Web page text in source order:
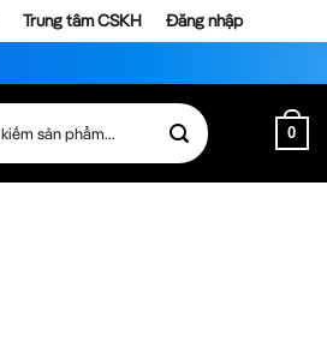
Trung tâm CSKH
Đăng nhập
0